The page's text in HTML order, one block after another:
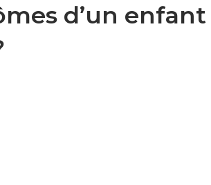
d’un enfant